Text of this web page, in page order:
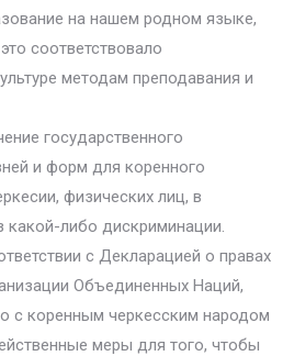
на нашем родном языке,
соответствовало
методам преподавания и
государственного
и форм для коренного
физических лиц, в
какой-либо дискриминации.
с Декларацией о правах
Объединенных Наций,
с коренным черкесским народом
меры для того, чтобы